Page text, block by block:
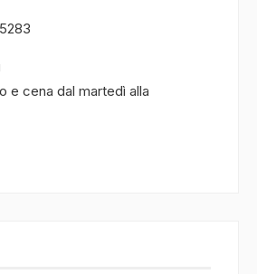
e cena dal martedì alla